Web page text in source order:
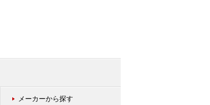
メーカーから探す